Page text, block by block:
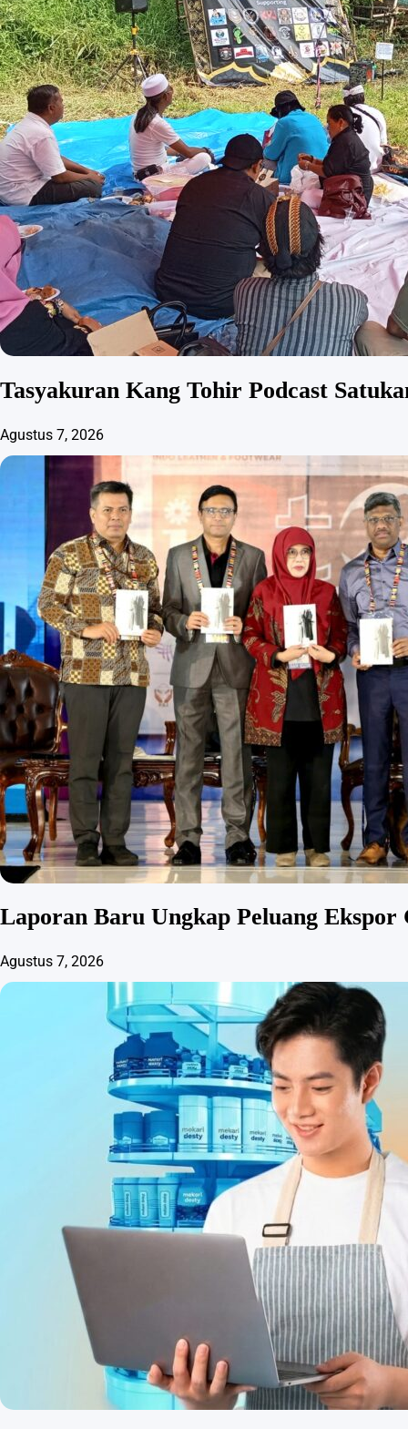
Tasyakuran Kang Tohir Podcast
Agustus 7, 2026
Laporan Baru Ungkap Peluang
Agustus 7, 2026